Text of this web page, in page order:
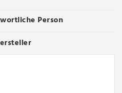
Person